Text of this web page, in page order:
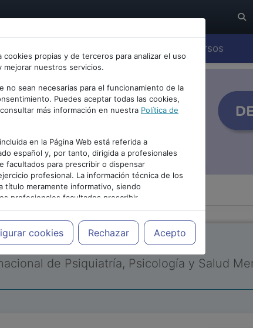
Cursos
cookies propias y de terceros para analizar el uso
mejorar nuestros servicios.
no sean necesarias para el funcionamiento de la
Puedes aceptar todas las cookies,
más información en nuestra Política de
en la Página Web está referida a
español y, por tanto, dirigida a profesionales
facultados para prescribir o dispensar
profesional. La información técnica de los
título meramente informativo, siendo
profesionales facultados prescribir
en cada caso concreto, el tratamiento más
del paciente.
cookies Rechazar Acepto
PUBLICIDAD
de Psiquiatría, Psicología y Salud